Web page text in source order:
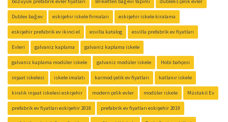
Dublex bağ ev eskişehir iskele firmaları eskişehir iskele kiralama
eskişehir prefabrik ev ikinci el esvilla katalog esvilla prefabrik ev fiyatları
Evleri galvaniz kaplama galvaniz kaplama iskele
galvaniz kaplama modüler iskele galvaniz modüler iskele Hobi bahçesi
inşaat iskelesi iskele imalatı karmod çelik ev fiyatları katlanır iskele
kiralık inşaat iskelesi eskişehir modern çelik evler modüler iskele Müstakil Ev
prefabrik ev fiyatları eskişehir 2018 prefabrik ev fiyatları eskişehir 2019